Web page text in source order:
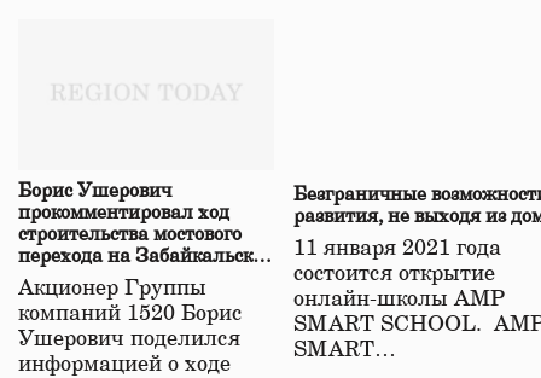
Борис Ушерович
прокомментировал ход
строительства мостового
перехода на Забайкальской
железной дороге
Акционер Группы
компаний 1520 Борис
Ушерович поделился
информацией о ходе
Безграничные
развития, не выходя из
11 января 2021 года
состоится открытие
онлайн-школы АМР
SMART SCHOOL.
SMART…